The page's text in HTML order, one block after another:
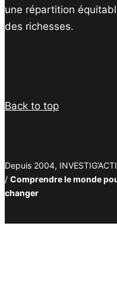
une répartition
des richesses.
Back to top
Depuis 2004,
/ Comprendre le monde
changer